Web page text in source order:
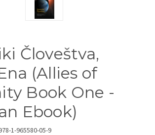
Človeštva,
(Allies of
Book One -
Ebook)
1-965580-05-9